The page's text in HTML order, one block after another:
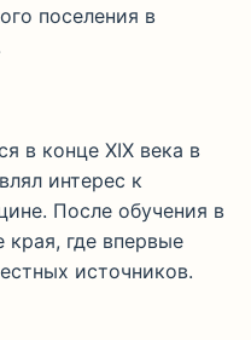
поселения в
в конце XIX века в
интерес к
После обучения в
края, где впервые
источников.